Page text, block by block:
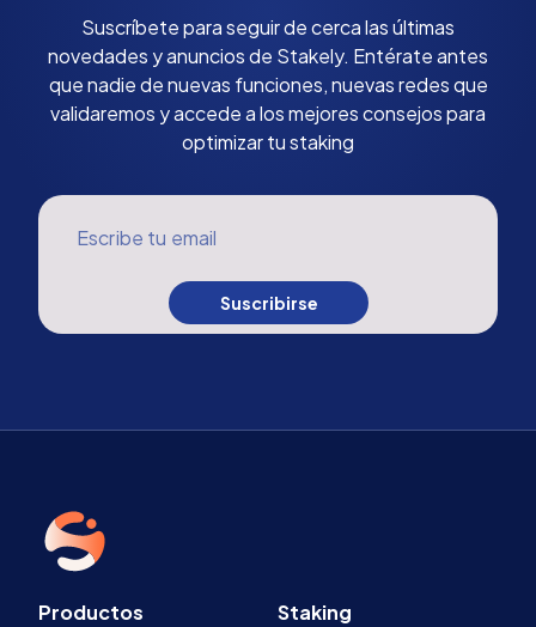
Suscríbete para seguir de cerca las últimas
novedades y anuncios de Stakely. Entérate antes
que nadie de nuevas funciones, nuevas redes que
validaremos y accede a los mejores consejos para
optimizar tu staking
Escribe tu email
Suscribirse
Productos Staking